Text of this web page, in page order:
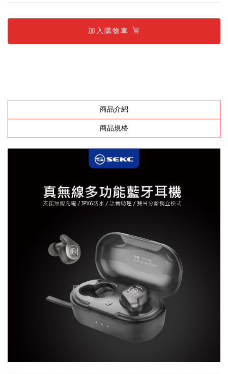
加入購物車
商品介紹
商品規格